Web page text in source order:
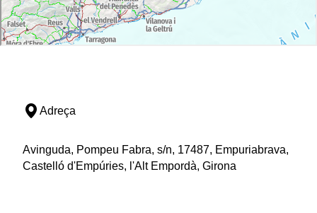
Adreça
Avinguda, Pompeu Fabra, s/n, 17487, Empuriabrava,
Castelló d'Empúries, l'Alt Empordà, Girona